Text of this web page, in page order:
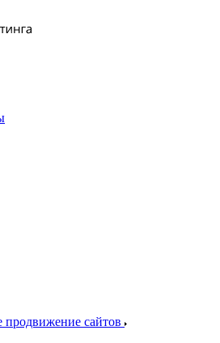
продвижение сайтов